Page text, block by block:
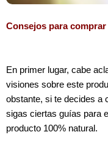
Consejos para
En primer lugar, cabe
visiones sobre este
obstante, si te decides a
sigas ciertas guías para
producto 100% natural.